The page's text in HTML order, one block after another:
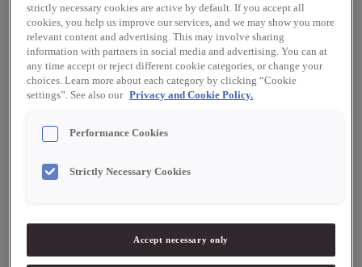
Werners Utvalda
Sellerisalt 100 g
Logga in för att se pris
Werners Utvalda
Flingsalt 2 kg
Logga in för att se pris
strictly necessary cookies are active by default. If you accept all
cookies, you help us improve our services, and we may show you more
relevant content and advertising. This may involve sharing
information with partners in social media and advertising. You can at
any time accept or reject different cookie categories, or change your
choices. Learn more about each category by clicking “Cookie
settings”. See also our Privacy and Cookie Policy.
Performance Cookies
Strictly Necessary Cookies
Accept necessary only